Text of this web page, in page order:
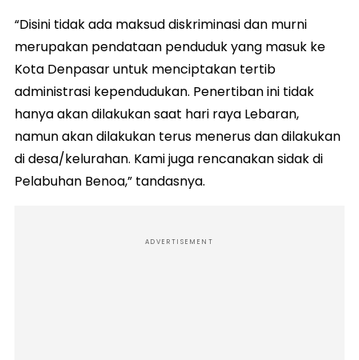
“Disini tidak ada maksud diskriminasi dan murni
merupakan pendataan penduduk yang masuk ke
Kota Denpasar untuk menciptakan tertib
administrasi kependudukan. Penertiban ini tidak
hanya akan dilakukan saat hari raya Lebaran,
namun akan dilakukan terus menerus dan dilakukan
di desa/kelurahan. Kami juga rencanakan sidak di
Pelabuhan Benoa,” tandasnya.
ADVERTISEMENT